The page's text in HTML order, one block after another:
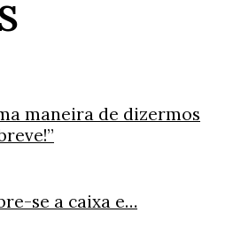
maneira de dizermos
se a caixa e…